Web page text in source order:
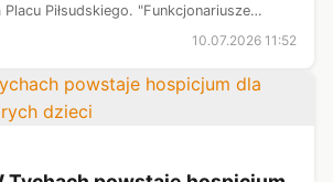
Piłsudskiego. "Funkcjonariusze
zadania w sposób bezstronny,
obowią...
10.07.2026 11:52